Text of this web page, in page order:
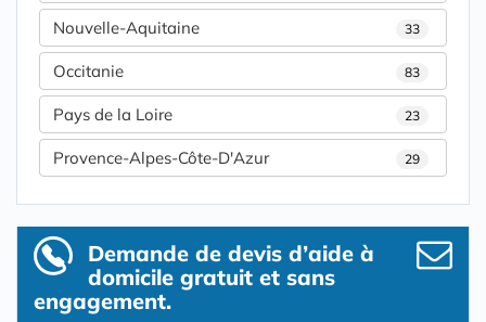
Nouvelle-Aquitaine 33
Occitanie 83
Pays de la Loire 23
Provence-Alpes-Côte-D'Azur 29
Demande de devis d’aide à
domicile gratuit et sans
engagement.